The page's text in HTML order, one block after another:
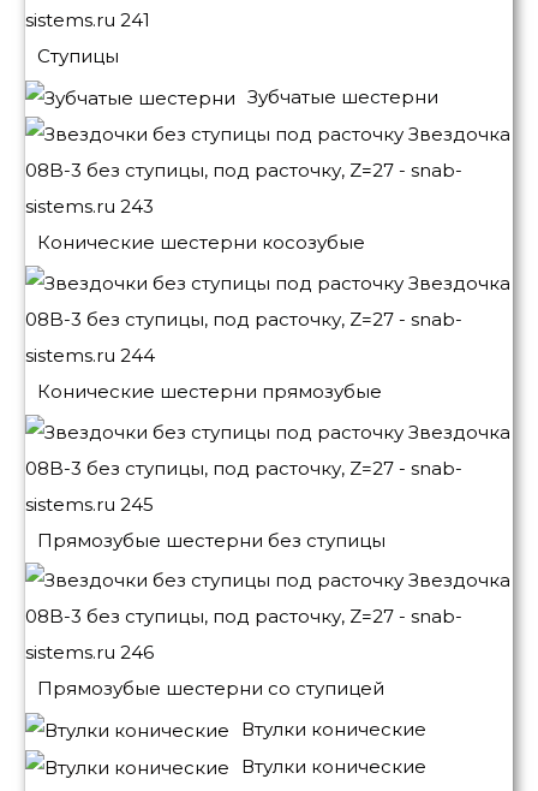
Ступицы
Зубчатые шестерни
Конические шестерни косозубые
Конические шестерни прямозубые
Прямозубые шестерни без ступицы
Прямозубые шестерни со ступицей
Втулки конические
Втулки конические